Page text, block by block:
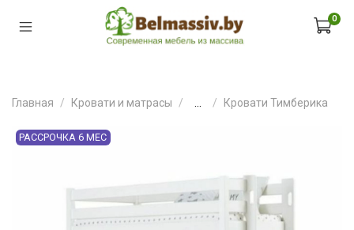
0
Главная Кровати и матрасы Кровати Тимберика
РАССРОЧКА 6 МЕС